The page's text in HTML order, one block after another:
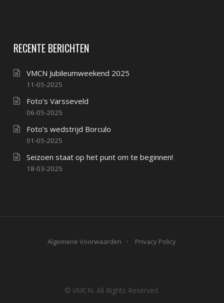
RECENTE BERICHTEN
VMCN Jubileumweekend 2025
11-05-2025
Foto’s Varsseveld
06-05-2025
Foto’s wedstrijd Borculo
01-05-2025
Seizoen staat op het punt om te beginnen!
18-03-2025
Algemene Voorwaarden Privacy Policy
© VMCN. All Rights Reserved.